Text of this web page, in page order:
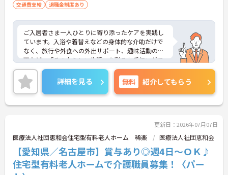
交通費支給
退職金制度あり
ご入居者さま一人ひとりに寄り添ったケアを実践し
ています。入浴や着替えなどの身体的な介助だけで
なく、旅行や外食への外出サポート、趣味活動の企
画など、「その人らしい生活」を彩るお手伝いがで
きるのが大きな特徴です。「生活の楽しみ」を一緒
に共有し、笑顔を引き出すことができるため、日々
の業務を通じて深いやりがいを感じることができま
す。
＜手厚い研修とサポート体制＞入社時には研修施設
べます。現場配属後も、先輩職員が一緒に行うOJT
研修で丁寧に業務を教えるので、独り立ちまで安心
してステップアップできます。入社後のフォローア
ップ研修も定期的にあり、悩みや不安を解消しなが
ら成長できます。
＜働きながら資格取得＆収入アップを目指せる＞
詳細を見る 無料 紹介してもらう
更新日：2026年07月07日
医療法人社団恵和会住宅型有料老人ホーム 稀楽 医療法人社団恵和会
【愛知県／名古屋市】賞与あり◎週4日～ＯＫ♪
住宅型有料老人ホームで介護職員募集！〈パー